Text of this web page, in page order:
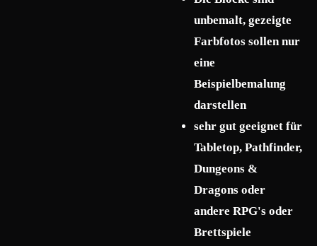
unbemalt, gezeigte
Farbfotos sollen nur
eine
Beispielbemalung
darstellen
sehr gut geeignet für
Tabletop, Pathfinder,
Dungeons &
Dragons oder
andere RPG's oder
Brettspiele